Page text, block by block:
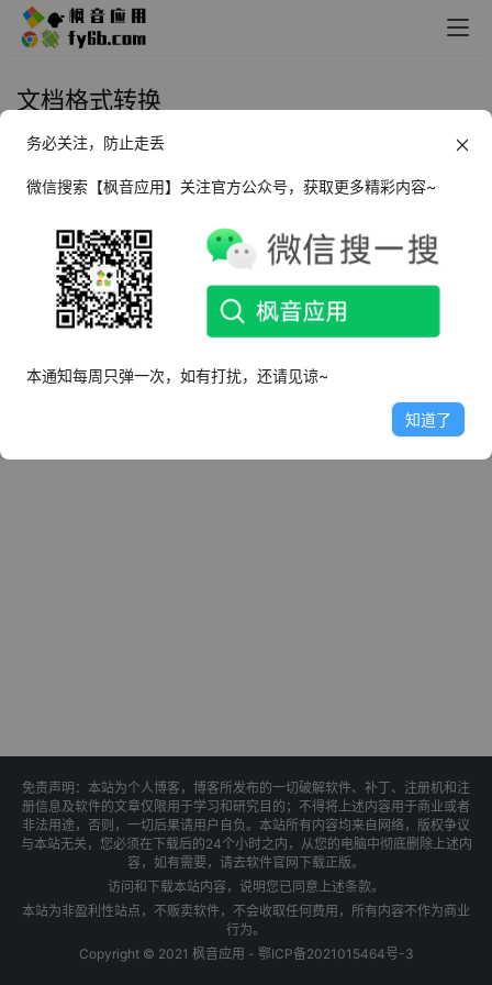
文档格式转换
Windows 坤 Tools_v0.4.5 正式版
2025年1月13日
免责声明：本站为个人博客，博客所发布的一切破解软件、补丁、注册机和注
册信息及软件的文章仅限用于学习和研究目的；不得将上述内容用于商业或者
非法用途，否则，一切后果请用户自负。本站所有内容均来自网络，版权争议
与本站无关，您必须在下载后的24个小时之内，从您的电脑中彻底删除上述内
容，如有需要，请去软件官网下载正版。
访问和下载本站内容，说明您已同意上述条款。
本站为非盈利性站点，不贩卖软件，不会收取任何费用，所有内容不作为商业
行为。
Copyright © 2021 枫音应用 - 鄂ICP备2021015464号-3
务必关注，防止走丢
微信搜索【枫音应用】关注官方公众号，获取更多精彩内容~
本通知每周只弹一次，如有打扰，还请见谅~
知道了